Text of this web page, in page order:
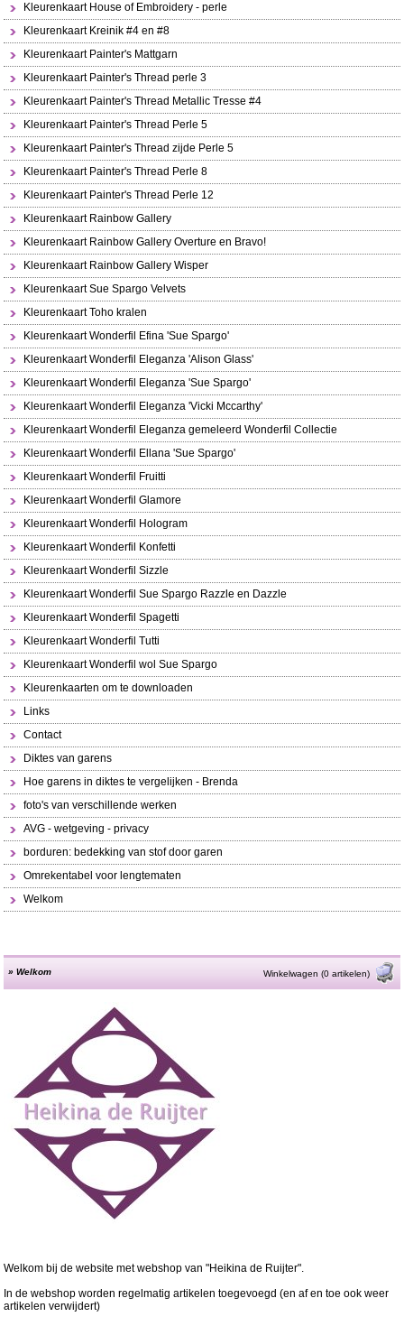
Kleurenkaart House of Embroidery - perle
Kleurenkaart Kreinik #4 en #8
Kleurenkaart Painter's Mattgarn
Kleurenkaart Painter's Thread perle 3
Kleurenkaart Painter's Thread Metallic Tresse #4
Kleurenkaart Painter's Thread Perle 5
Kleurenkaart Painter's Thread zijde Perle 5
Kleurenkaart Painter's Thread Perle 8
Kleurenkaart Painter's Thread Perle 12
Kleurenkaart Rainbow Gallery
Kleurenkaart Rainbow Gallery Overture en Bravo!
Kleurenkaart Rainbow Gallery Wisper
Kleurenkaart Sue Spargo Velvets
Kleurenkaart Toho kralen
Kleurenkaart Wonderfil Efina 'Sue Spargo'
Kleurenkaart Wonderfil Eleganza 'Alison Glass'
Kleurenkaart Wonderfil Eleganza 'Sue Spargo'
Kleurenkaart Wonderfil Eleganza 'Vicki Mccarthy'
Kleurenkaart Wonderfil Eleganza gemeleerd Wonderfil Collectie
Kleurenkaart Wonderfil Ellana 'Sue Spargo'
Kleurenkaart Wonderfil Fruitti
Kleurenkaart Wonderfil Glamore
Kleurenkaart Wonderfil Hologram
Kleurenkaart Wonderfil Konfetti
Kleurenkaart Wonderfil Sizzle
Kleurenkaart Wonderfil Sue Spargo Razzle en Dazzle
Kleurenkaart Wonderfil Spagetti
Kleurenkaart Wonderfil Tutti
Kleurenkaart Wonderfil wol Sue Spargo
Kleurenkaarten om te downloaden
Links
Contact
Diktes van garens
Hoe garens in diktes te vergelijken - Brenda
foto's van verschillende werken
AVG - wetgeving - privacy
borduren: bedekking van stof door garen
Omrekentabel voor lengtematen
Welkom
»Welkom Winkelwagen (0 artikelen)
Welkom bij de website met webshop van "Heikina de Ruijter".
In de webshop worden regelmatig artikelen toegevoegd (en af en toe ook weer
artikelen verwijdert)